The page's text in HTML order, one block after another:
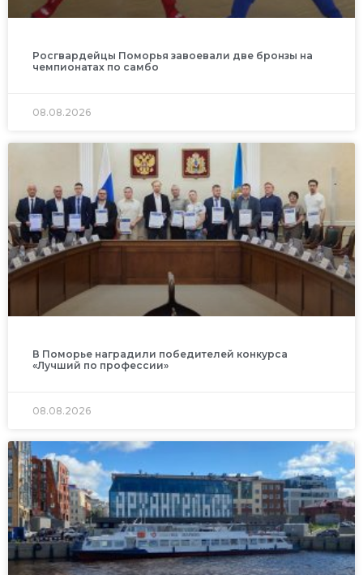
Росгвардейцы Поморья завоевали две бронзы на
чемпионатах по самбо
08.08.2026
В Поморье наградили победителей конкурса
«Лучший по профессии»
08.08.2026